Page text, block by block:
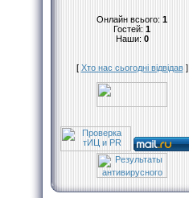
Онлайн всього: 1
Гостей: 1
Наши: 0
[ Хто нас сьогодні відвідав]